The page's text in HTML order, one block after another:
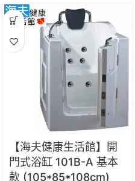
【海夫健康生活館】開
門式浴缸 101B-A 基本
款 (105*85*108cm)